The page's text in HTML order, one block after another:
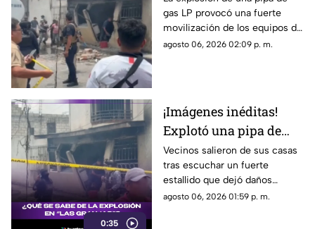
explosión de pipa de
gas en colonia Las
Granjas
gas LP provocó una fuerte
movilización de los equipos de
emergencia en Cuernavaca.
agosto 06, 2026 02:09 p. m.
0:35
¡Imágenes inéditas!
Explotó una pipa de
gas en colonia Las
Granjas de Cuernavaca
Vecinos salieron de sus casas
tras escuchar un fuerte
estallido que dejó daños
materiales y una intensa
agosto 06, 2026 01:59 p. m.